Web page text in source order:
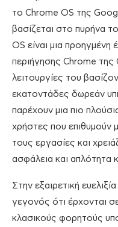
το Chrome OS της
βασίζεται στο πυρήνα
OS είναι μια
περιήγησης Chrome
λειτουργίες του
εκατοντάδες δωρεάν
παρέχουν μια πιο
χρήστες που επιθυμούν
τους εργασίες και
ασφάλεια και απλότητα
Στην εξαιρετική
γεγονός ότι έρχονται
κλασικούς φορητούς